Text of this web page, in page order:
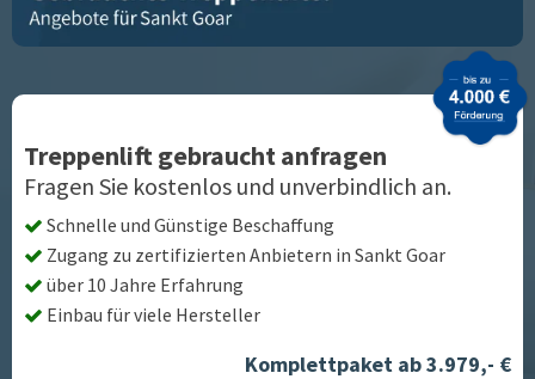
Treppenlift gebraucht anfragen
Fragen Sie kostenlos und unverbindlich an.
Schnelle und Günstige Beschaffung
Zugang zu zertifizierten Anbietern in Sankt Goar
über 10 Jahre Erfahrung
Einbau für viele Hersteller
Komplettpaket ab 3.979,- €